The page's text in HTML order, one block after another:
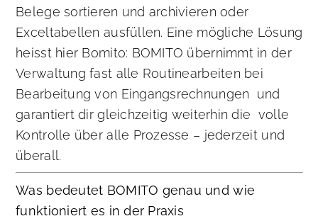
Belege sortieren und archivieren oder
Exceltabellen ausfüllen. Eine mögliche Lösung
heisst hier Bomito: BOMITO übernimmt in der
Verwaltung fast alle Routinearbeiten bei
Bearbeitung von Eingangsrechnungen und
garantiert dir gleichzeitig weiterhin die volle
Kontrolle über alle Prozesse – jederzeit und
überall.
Was bedeutet BOMITO genau und wie
funktioniert es in der Praxis